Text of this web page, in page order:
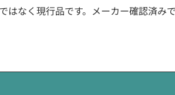
なく現行品です。メーカー確認済み